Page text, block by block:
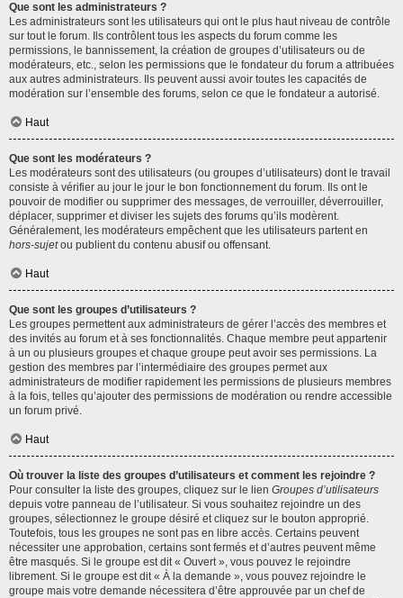
Que sont les administrateurs ?
Les administrateurs sont les utilisateurs qui ont le plus haut niveau de contrôle
sur tout le forum. Ils contrôlent tous les aspects du forum comme les
permissions, le bannissement, la création de groupes d’utilisateurs ou de
modérateurs, etc., selon les permissions que le fondateur du forum a attribuées
aux autres administrateurs. Ils peuvent aussi avoir toutes les capacités de
modération sur l’ensemble des forums, selon ce que le fondateur a autorisé.
Haut
Que sont les modérateurs ?
Les modérateurs sont des utilisateurs (ou groupes d’utilisateurs) dont le travail
consiste à vérifier au jour le jour le bon fonctionnement du forum. Ils ont le
pouvoir de modifier ou supprimer des messages, de verrouiller, déverrouiller,
déplacer, supprimer et diviser les sujets des forums qu’ils modèrent.
Généralement, les modérateurs empêchent que les utilisateurs partent en
hors-sujetou publient du contenu abusif ou offensant.
Haut
Que sont les groupes d’utilisateurs ?
Les groupes permettent aux administrateurs de gérer l’accès des membres et
des invités au forum et à ses fonctionnalités. Chaque membre peut appartenir
à un ou plusieurs groupes et chaque groupe peut avoir ses permissions. La
gestion des membres par l’intermédiaire des groupes permet aux
administrateurs de modifier rapidement les permissions de plusieurs membres
à la fois, telles qu’ajouter des permissions de modération ou rendre accessible
un forum privé.
Haut
Où trouver la liste des groupes d’utilisateurs et comment les rejoindre ?
Pour consulter la liste des groupes, cliquez sur le lien Groupes d’utilisateurs
depuis votre panneau de l’utilisateur. Si vous souhaitez rejoindre un des
groupes, sélectionnez le groupe désiré et cliquez sur le bouton approprié.
Toutefois, tous les groupes ne sont pas en libre accès. Certains peuvent
nécessiter une approbation, certains sont fermés et d’autres peuvent même
être masqués. Si le groupe est dit « Ouvert », vous pouvez le rejoindre
librement. Si le groupe est dit « À la demande », vous pouvez rejoindre le
groupe mais votre demande nécessitera d’être approuvée par un chef de